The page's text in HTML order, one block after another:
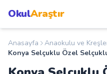
OkulAraştır
Anasayfa
Anasayfa Anaokulu ve
Konya Selçuklu Özel